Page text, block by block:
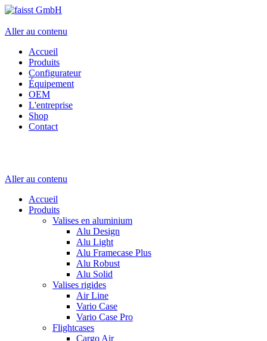
Aller au contenu
Accueil
Produits
Configurateur
Équipement
OEM
L'entreprise
Shop
Contact
Aller au contenu
Accueil
Produits
Valises en aluminium
Alu Design
Alu Light
Alu Framecase Plus
Alu Robust
Alu Solid
Valises rigides
Air Line
Vario Case
Vario Case Pro
Flightcases
Cargo Air